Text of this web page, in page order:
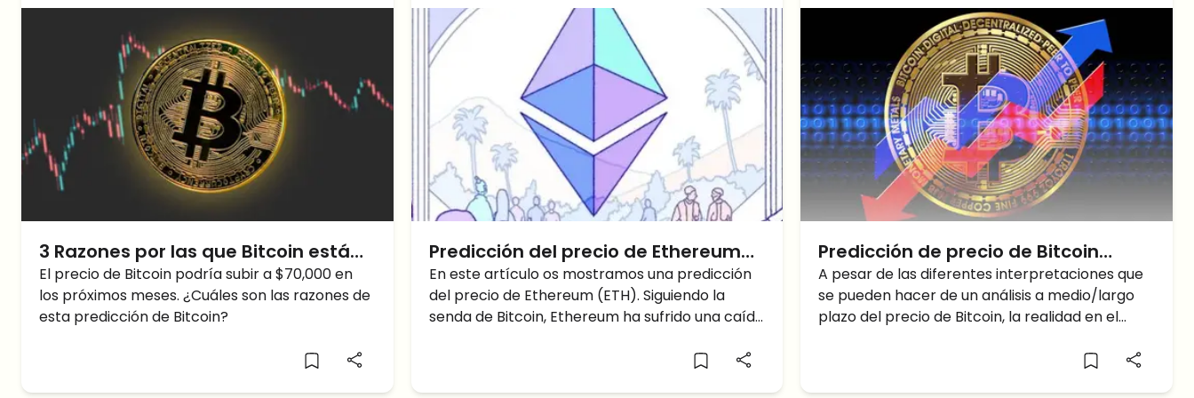
30K.
3 Razones por las que Bitcoin está
listo para alcanzar los $ 70,000
El precio de Bitcoin podría subir a $70,000 en
los próximos meses. ¿Cuáles son las razones de
esta predicción de Bitcoin?
Predicción del precio de Ethereum
(ETH): ¡4000$ pronto!
En este artículo os mostramos una predicción
del precio de Ethereum (ETH). Siguiendo la
senda de Bitcoin, Ethereum ha sufrido una caída
Predicción de precio de Bitcoin
(BTC): Bitcoin y el techo de los
$45000
A pesar de las diferentes interpretaciones que
se pueden hacer de un análisis a medio/largo
plazo del precio de Bitcoin, la realidad en el